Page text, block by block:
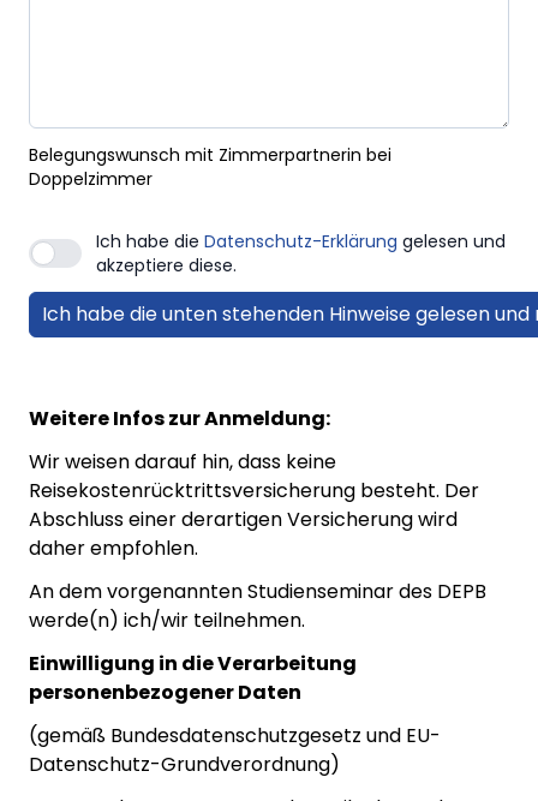
Belegungswunsch mit Zimmerpartnerin bei
Doppelzimmer
Ich habe die Datenschutz-Erklärung gelesen und
akzeptiere diese.
Weitere Infos zur Anmeldung:
Wir weisen darauf hin, dass keine
Reisekostenrücktrittsversicherung besteht. Der
Abschluss einer derartigen Versicherung wird
daher empfohlen.
An dem vorgenannten Studienseminar des DEPB
werde(n) ich/wir teilnehmen.
Einwilligung in die Verarbeitung
personenbezogener Daten
(gemäß Bundesdatenschutzgesetz und EU-
Datenschutz-Grundverordnung)